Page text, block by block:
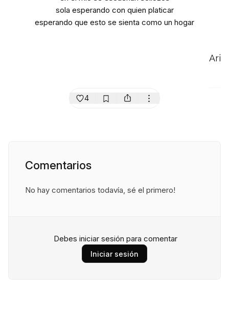
sola esperando con quien platicar
esperando que esto se sienta como un hogar
Ari
4
Comentarios
No hay comentarios todavía, sé el primero!
Debes iniciar sesión para comentar
Iniciar sesión